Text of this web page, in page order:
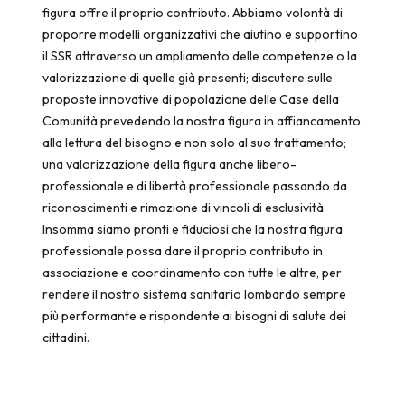
figura offre il proprio contributo. Abbiamo volontà di
proporre modelli organizzativi che aiutino e supportino
il SSR attraverso un ampliamento delle competenze o la
valorizzazione di quelle già presenti; discutere sulle
proposte innovative di popolazione delle Case della
Comunità prevedendo la nostra figura in affiancamento
alla lettura del bisogno e non solo al suo trattamento;
una valorizzazione della figura anche libero-
professionale e di libertà professionale passando da
riconoscimenti e rimozione di vincoli di esclusività.
Insomma siamo pronti e fiduciosi che la nostra figura
professionale possa dare il proprio contributo in
associazione e coordinamento con tutte le altre, per
rendere il nostro sistema sanitario lombardo sempre
più performante e rispondente ai bisogni di salute dei
cittadini.